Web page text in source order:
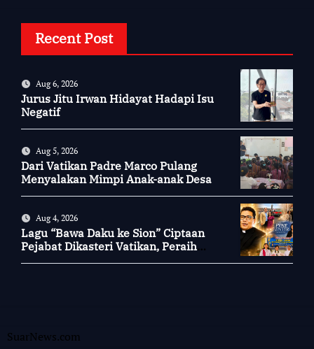
Recent Post
Aug 6, 2026
Jurus Jitu Irwan Hidayat Hadapi Isu
Negatif
Aug 5, 2026
Dari Vatikan Padre Marco Pulang
Menyalakan Mimpi Anak-anak Desa
Aug 4, 2026
Lagu “Bawa Daku ke Sion” Ciptaan
Pejabat Dikasteri Vatikan, Peraih
SuarNews.com